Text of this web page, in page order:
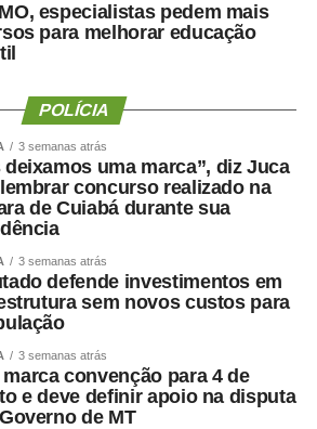
Messenger
LinkedIn
Share
especialistas pedem mais
para melhorar educação
POLÍCIA
3 semanas atrás
deixamos uma marca”, diz Juca
concurso realizado na
de Cuiabá durante sua
3 semanas atrás
defende investimentos em
sem novos custos para
3 semanas atrás
marca convenção para 4 de
e deve definir apoio na disputa
de MT